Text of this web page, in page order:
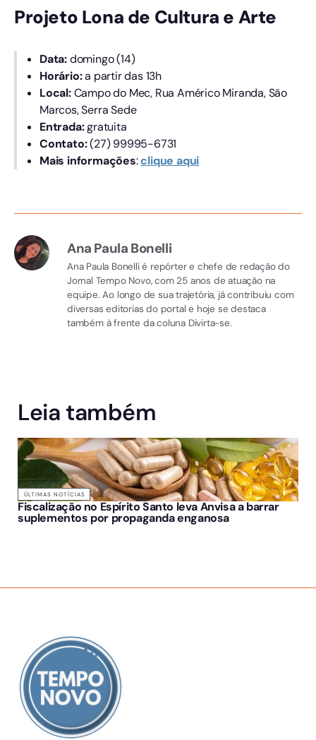
Projeto Lona de Cultura e Arte
Data:domingo (14)
Horário:a partir das 13h
Local:Campo do Mec, Rua Américo Miranda, São
Marcos, Serra Sede
Entrada:gratuita
Contato:(27) 99995-6731
Mais informações:clique aqui
Ana Paula Bonelli
Ana Paula Bonelli é repórter e chefe de redação do
Jornal Tempo Novo, com 25 anos de atuação na
equipe. Ao longo de sua trajetória, já contribuiu com
diversas editorias do portal e hoje se destaca
também à frente da coluna Divirta-se.
Leia também
ÚLTIMAS NOTÍCIAS
Fiscalização no Espírito Santo leva Anvisa a barrar
suplementos por propaganda enganosa